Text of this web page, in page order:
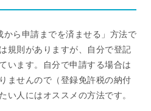
ら申請までを済ませる」方法で
規則がありますが、自分で登記
います。自分で申請する場合は
ませんので（登録免許税の納付
い人にはオススメの方法です。